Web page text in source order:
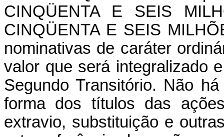
CINQÜENTA E SEIS
CINQÜENTA E SEIS
nominativas de caráter
valor que será integralizado
Segundo Transitório. Não
forma dos títulos das
extravio, substituição e